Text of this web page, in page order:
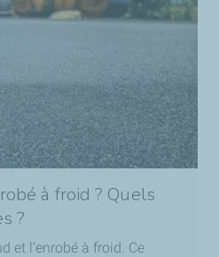
à froid ? Quels
?
et l’enrobé à froid. Ce